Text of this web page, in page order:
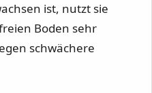
ist, nutzt sie
Boden sehr
schwächere